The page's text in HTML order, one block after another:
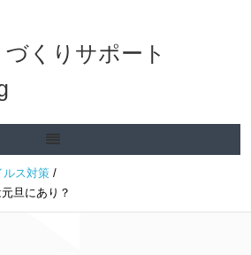
くりサポート
ルス対策 /
旦にあり？